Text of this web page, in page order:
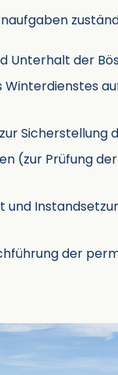
Unterhalt der
Winterdienstes
Sicherstellung
(zur Prüfung
und
der